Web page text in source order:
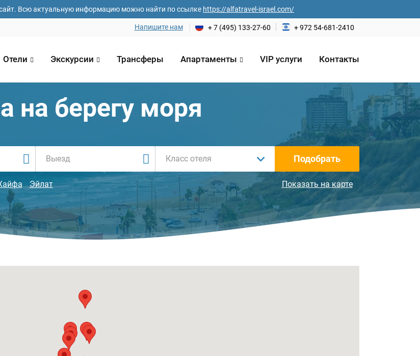
Всю актуальную информацию можно найти по ссылке https://alfatravel-israel.com/
Напишите нам + 7 (495) 133-27-60 + 972 54-681-2410
Отели Экскурсии Трансферы Апартаменты VIP услуги Контакты
на берегу моря
Класс отеля Подобрать
Эйлат Показать на карте